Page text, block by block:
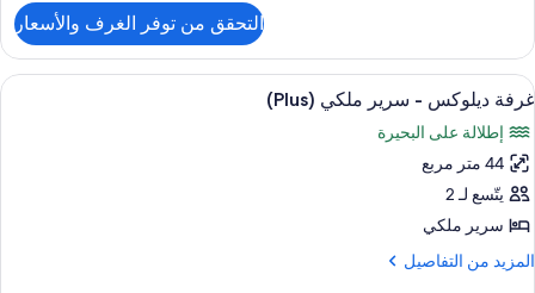
Deluxe
Bedrooms,
Lake
View
(Residence)
التحقق من توفر الغرف والأسعار
استعراض
جميع
صور
غرفة
ديلوكس
-
سرير
ملكي
أغطية فراش متميزة وميني بار وخزنة
4
غرفة ديلوكس - سرير ملكي (Plus)
إطلالة على البحيرة
44 متر مربع
يتّسع لـ 2
سرير ملكي
المزيد من التفاصيل
المزيد